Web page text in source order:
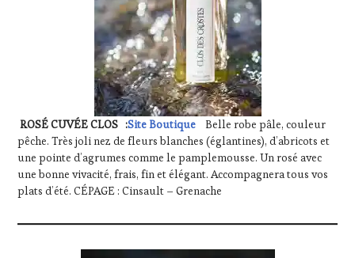
ROSÉ CUVÉE CLOS :Site Boutique
Belle robe pâle, couleur
pêche. Très joli nez de fleurs blanches (églantines), d’abricots et
une pointe d’agrumes comme le pamplemousse. Un rosé avec
une bonne vivacité, frais, fin et élégant. Accompagnera tous vos
plats d’été. CÉPAGE : Cinsault – Grenache